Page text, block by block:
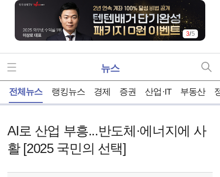
3/5
뉴스
전체뉴스 랭킹뉴스 경제 증권 산업·IT 부동산
AI로 산업 부흥...반도체·에너지에 사
활 [2025 국민의 선택]